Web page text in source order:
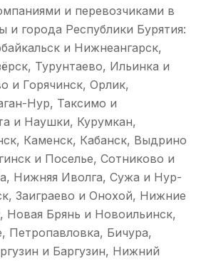
и перевозчиками в
и города Республики Бурятия:
и Нижнеангарск,
Турунтаево, Ильинка и
и Горячинск, Орлик,
Нур, Таксимо и
и Наушки, Курумкан,
Каменск, Кабанск, Выдрино
и Поселье, Сотниково и
Нижняя Иволга, Сужа и Нур-
Заиграево и Онохой, Нижние
Новая Брянь и Новоильинск,
Петропавловка, Бичура,
и Баргузин, Нижний